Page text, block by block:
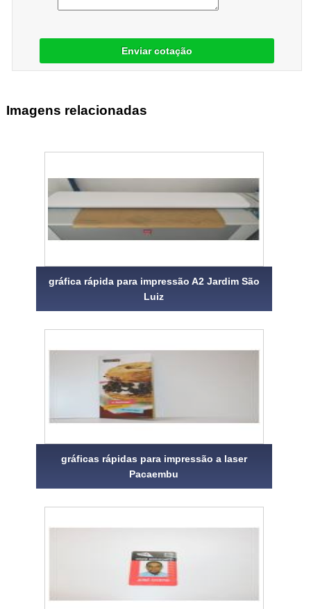
Enviar cotação
Imagens relacionadas
gráfica rápida para impressão A2 Jardim São
Luiz
gráficas rápidas para impressão a laser
Pacaembu